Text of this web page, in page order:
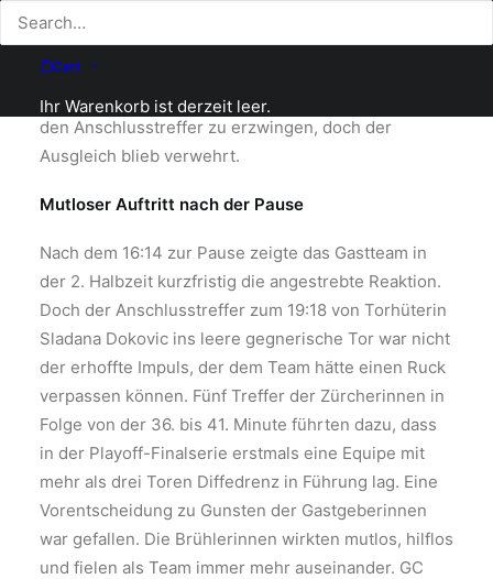
Cart
Ihr Warenkorb ist derzeit leer.
erzielte innerhalb von vier Minuten vier Tore in Folge
und lag damit 7:5 vorne. Im weiteren Spielverlauf gab
GC Amicitia seine Führung nie mehr ab. Dem LC
Brühl gelang es in der 1. Halbzeit wohl noch viermal
den Anschlusstreffer zu erzwingen, doch der
Ausgleich blieb verwehrt.
Mutloser Auftritt nach der Pause
Nach dem 16:14 zur Pause zeigte das Gastteam in
der 2. Halbzeit kurzfristig die angestrebte Reaktion.
Doch der Anschlusstreffer zum 19:18 von Torhüterin
Sladana Dokovic ins leere gegnerische Tor war nicht
der erhoffte Impuls, der dem Team hätte einen Ruck
verpassen können. Fünf Treffer der Zürcherinnen in
Folge von der 36. bis 41. Minute führten dazu, dass
in der Playoff-Finalserie erstmals eine Equipe mit
mehr als drei Toren Diffedrenz in Führung lag. Eine
Vorentscheidung zu Gunsten der Gastgeberinnen
war gefallen. Die Brühlerinnen wirkten mutlos, hilflos
und fielen als Team immer mehr auseinander. GC